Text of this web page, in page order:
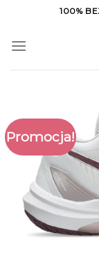
content
100%
Promocja!